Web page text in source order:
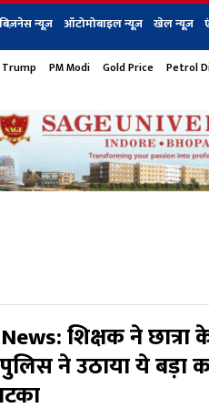
बिज़नेस न्यूज़ ऑटोमोबाइल न्यूज़ खेल न्यूज़
बिज़नेस टेक न्यूज
PM Modi Gold Price Petrol
शिक्षक ने छात्रा
ने उठाया ये